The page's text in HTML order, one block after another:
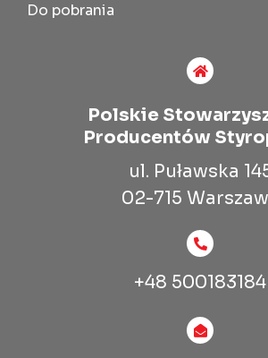
Do pobrania
Polskie
Producentów
ul. Puławska
02-715
+48 500183184